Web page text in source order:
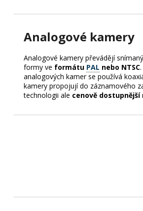
Analogové kamery
Analogové kamery převádějí
formy ve formátu PAL nebo NTSC
analogových kamer se používá
kamery propojují do záznamového
technologii ale cenově dostupnější